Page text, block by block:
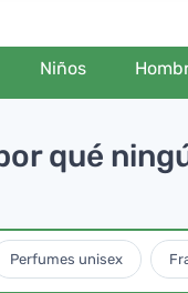
Niños
qué
Perfumes unisex